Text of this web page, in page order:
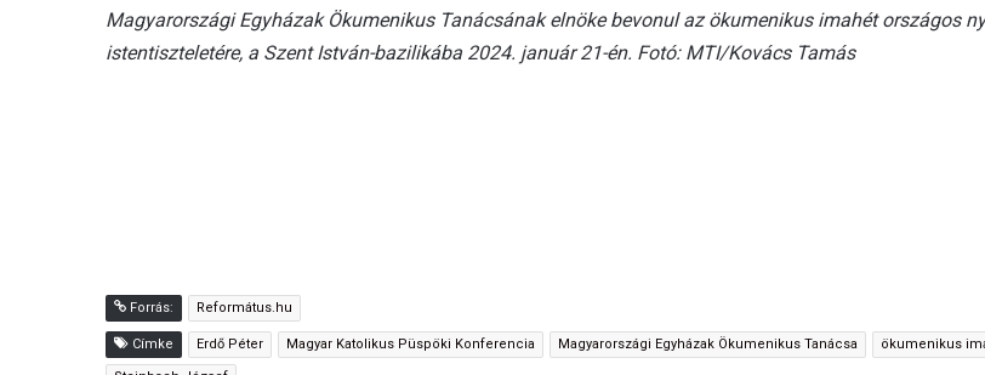
Magyarországi Egyházak Ökumenikus Tanácsának elnöke bevonul az ökumenikus imahét országos
istentiszteletére, a Szent István-bazilikába 2024. január 21-én. Fotó: MTI/Kovács Tamás
Forrás: Református.hu
Címke Erdő Péter Magyar Katolikus Püspöki Konferencia Magyarországi Egyházak Ökumenikus Tanácsa ökumenikus